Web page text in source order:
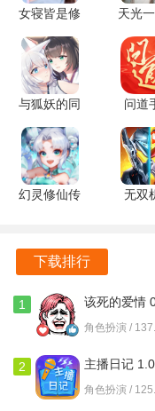
服饰，展现独特的时
3、扣人心弦的剧情体
游戏设计了丰富且精
出游戏的世界观。在
隐藏的秘密，体验充
剧情魅力。
游戏专注于角色成长
家，都可以在追求梦
是女性用户，也能沉
中，享受游戏带来的
我本千金主要玩
剧情推进与选择分支
女寝皆是修
罗场 v3.2.1
最新版
天光
安
与狐妖的同
居生活 1.0
安卓版
问道
手
幻灵修仙传
无双
下载排行
1 该死的爱情
角色扮演 /
2 主播日记
角色扮演 /